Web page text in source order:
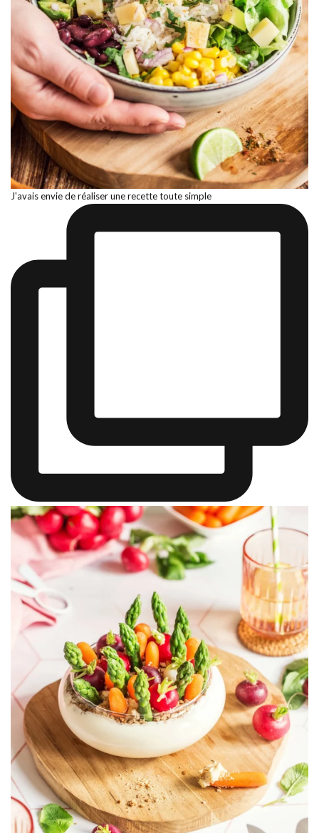
J'avais envie de réaliser une recette toute simple